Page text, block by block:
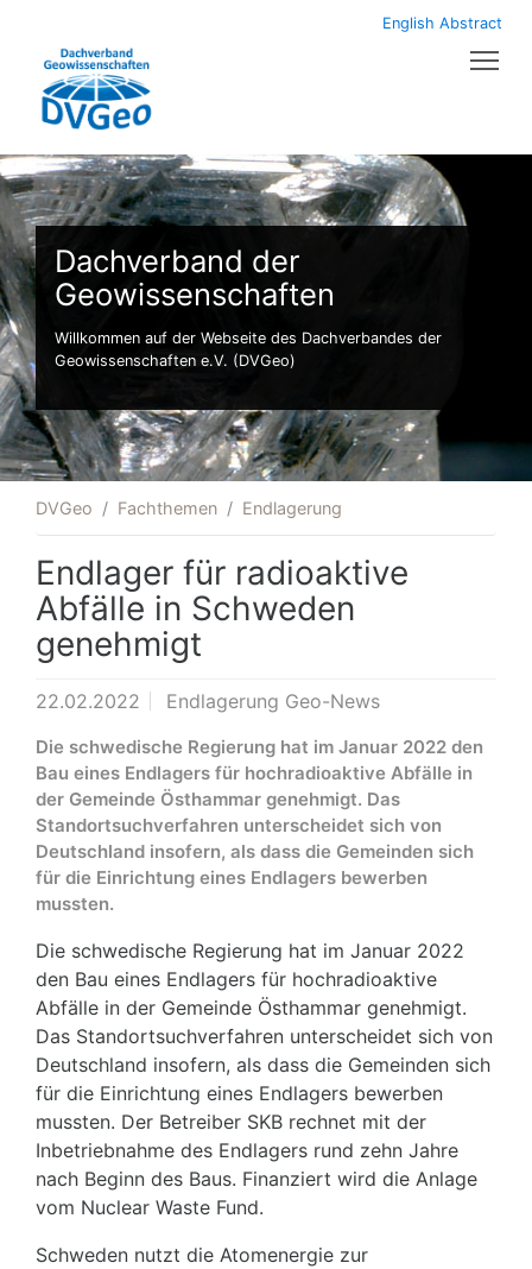
English Abstract
Dachverband der
Geowissenschaften
Willkommen auf der Webseite des Dachverbandes der
Geowissenschaften e.V. (DVGeo)
DVGeo Fachthemen Endlagerung
Endlager für radioaktive
Abfälle in Schweden
genehmigt
22.02.2022 Endlagerung Geo-News
Die schwedische Regierung hat im Januar 2022 den
Bau eines Endlagers für hochradioaktive Abfälle in
der Gemeinde Östhammar genehmigt. Das
Standortsuchverfahren unterscheidet sich von
Deutschland insofern, als dass die Gemeinden sich
für die Einrichtung eines Endlagers bewerben
mussten.
Die schwedische Regierung hat im Januar 2022
den Bau eines Endlagers für hochradioaktive
Abfälle in der Gemeinde Östhammar genehmigt.
Das Standortsuchverfahren unterscheidet sich von
Deutschland insofern, als dass die Gemeinden sich
für die Einrichtung eines Endlagers bewerben
mussten. Der Betreiber SKB rechnet mit der
Inbetriebnahme des Endlagers rund zehn Jahre
nach Beginn des Baus. Finanziert wird die Anlage
vom Nuclear Waste Fund.
Schweden nutzt die Atomenergie zur